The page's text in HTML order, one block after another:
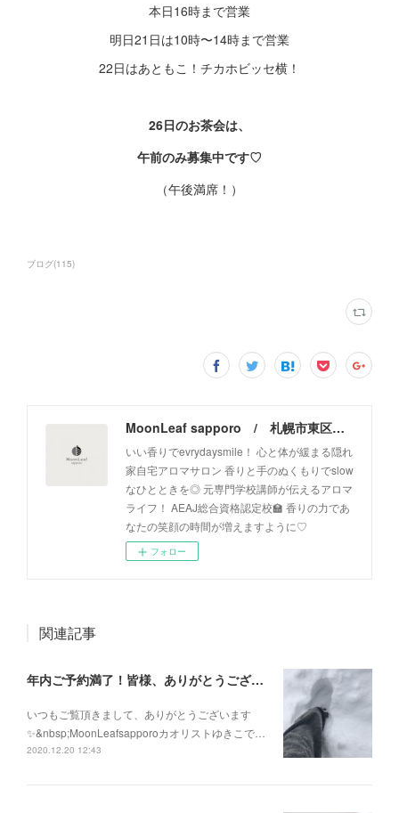
本日16時まで営業
明日21日は10時〜14時まで営業
22日はあともこ！チカホビッセ横！
26日のお茶会は、
午前のみ募集中です♡
（午後満席！）
ブログ(115)
MoonLeaf sapporo / 札幌市東区の100種類以上の香りが楽しめるアロマスクール＆トリートメントサロン
いい香りでevrydaysmile！ 心と体が緩まる隠れ
家自宅アロマサロン 香りと手のぬくもりでslow
なひとときを◎ 元専門学校講師が伝えるアロマ
ライフ！ AEAJ総合資格認定校🏫 香りの力であ
なたの笑顔の時間が増えますように♡
フォロー
関連記事
年内ご予約満了！皆様、ありがとうございます！
いつもご覧頂きまして、ありがとうございます
✨&nbsp;MoonLeafsapporoカオリストゆきこで…
2020.12.20 12:43